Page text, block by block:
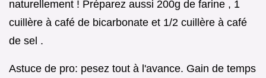
naturellement ! Préparez aussi 200g de farine , 1
cuillère à café de bicarbonate et 1/2 cuillère à café
de sel .
Astuce de pro: pesez tout à l'avance. Gain de temps